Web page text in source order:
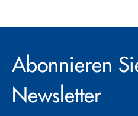
Abonnieren
Newsletter